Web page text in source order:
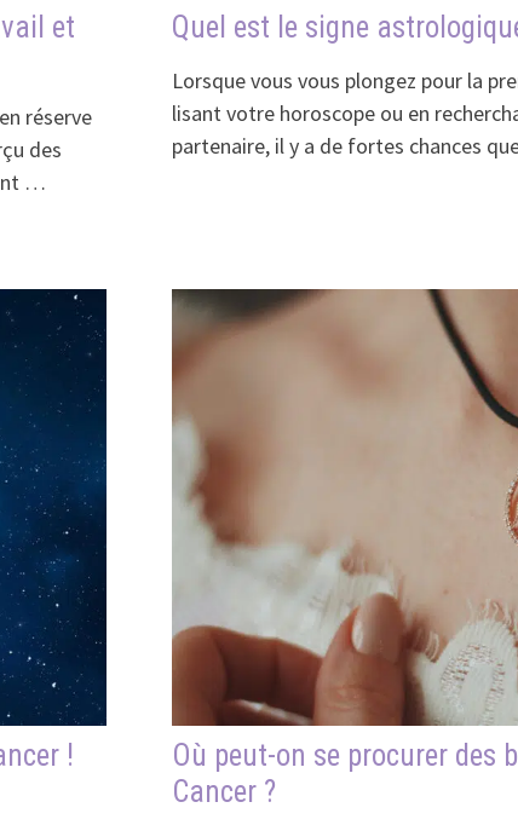
et
réserve
des
…
Quel est le signe
Lorsque vous vous plongez pour la
lisant votre horoscope ou en
partenaire, il y a de fortes chances
!
Où peut-on se procurer des
Cancer ?